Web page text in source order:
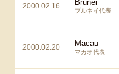
2000.02.16 Brunei
ブルネイ代表
2000.02.20 Macau
マカオ代表